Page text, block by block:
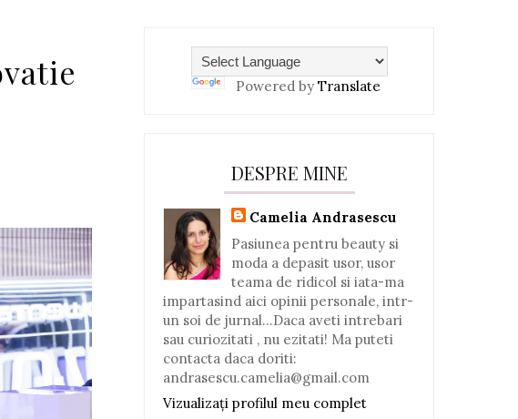
Powered by Translate
DESPRE MINE
Camelia Andrasescu
Pasiunea pentru beauty si
moda a depasit usor, usor
teama de ridicol si iata-ma
impartasind aici opinii personale, intr-
un soi de jurnal...Daca aveti intrebari
sau curiozitati , nu ezitati! Ma puteti
contacta daca doriti:
andrasescu.camelia@gmail.com
Vizualizați profilul meu complet